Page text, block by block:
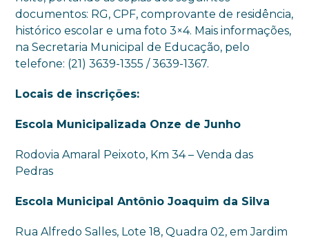
documentos: RG, CPF, comprovante de residência,
histórico escolar e uma foto 3×4. Mais informações,
na Secretaria Municipal de Educação, pelo
telefone: (21) 3639-1355 / 3639-1367.
Locais de inscrições:
Escola Municipalizada Onze de Junho
Rodovia Amaral Peixoto, Km 34 – Venda das
Pedras
Escola Municipal Antônio Joaquim da Silva
Rua Alfredo Salles, Lote 18, Quadra 02, em Jardim